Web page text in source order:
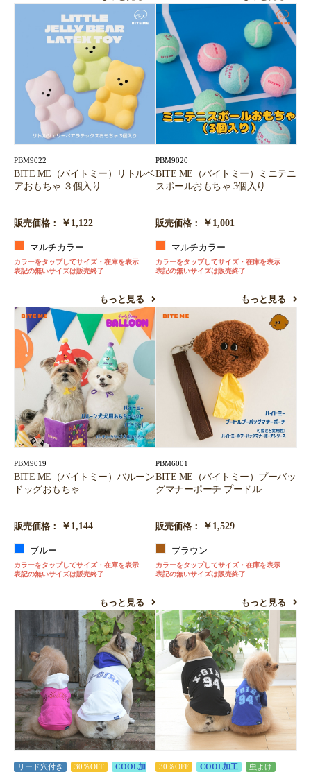
PBM9022
BITE ME（バイトミー）リトルベ
アおもちゃ ３個入り
販売価格： ￥1,122
マルチカラー
カラーをタップしてサイズ・在庫を表示
表記の無いサイズは販売終了
もっと見る
PBM9020
BITE ME（バイトミー）ミニテニ
スボールおもちゃ 3個入り
販売価格： ￥1,001
マルチカラー
カラーをタップしてサイズ・在庫を表示
表記の無いサイズは販売終了
もっと見る
PBM9019
BITE ME（バイトミー）バルーン
ドッグおもちゃ
販売価格： ￥1,144
ブルー
カラーをタップしてサイズ・在庫を表示
表記の無いサイズは販売終了
もっと見る
PBM6001
BITE ME（バイトミー）プーバッ
グマナーポーチ プードル
販売価格： ￥1,529
ブラウン
カラーをタップしてサイズ・在庫を表示
表記の無いサイズは販売終了
もっと見る
リード穴付き 30％OFF
COOL加
30％OFF COOL加工
虫よけ